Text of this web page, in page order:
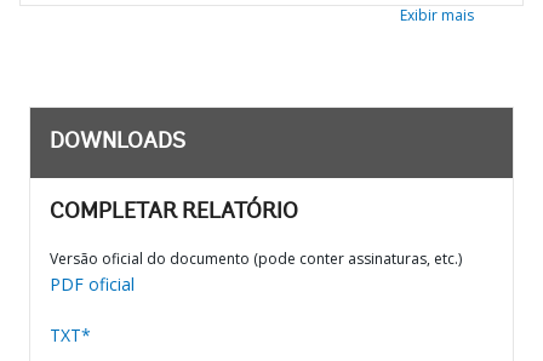
Exibir mais
DOWNLOADS
COMPLETAR RELATÓRIO
Versão oficial do documento (pode conter assinaturas, etc.)
PDF oficial
TXT*